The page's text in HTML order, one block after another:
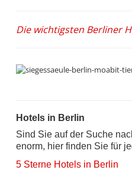
Die wichtigsten Berliner
Hotels in Berlin
Sind Sie auf der Suche
enorm, hier finden Sie für
5 Sterne Hotels in Berlin